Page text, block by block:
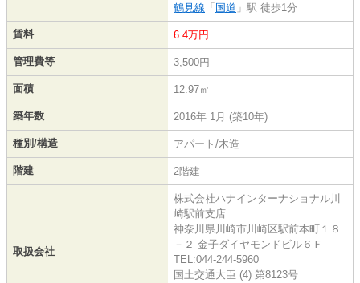
鶴見線 「 国道 」駅 徒歩1分
賃料 6.4万円
管理費等 3,500円
面積 12.97㎡
築年数 2016年 1月 (築10年)
種別/構造 アパート/木造
階建 2階建
取扱会社
株式会社ハナインターナショナル川
崎駅前支店
神奈川県川崎市川崎区駅前本町１８
－２ 金子ダイヤモンドビル６Ｆ
TEL:044-244-5960
国土交通大臣 (4) 第8123号